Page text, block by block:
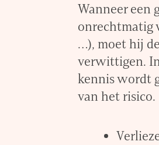
Wanneer een
onrechtmatig
…), moet hij
verwittigen.
kennis wordt
van het risico.